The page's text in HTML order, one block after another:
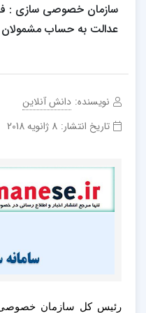
سازمان خصوصی سازی :
عدالت به حساب مشمولان
نویسنده: دانش آنلاین
تاریخ انتشار: 8 ژانویه 2018
رئیس کل سازمان